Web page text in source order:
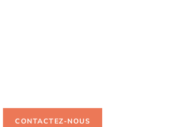
CONTACTEZ-NOUS